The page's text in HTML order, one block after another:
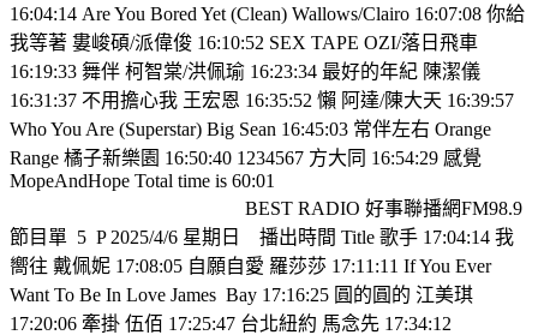
16:04:14 Are You Bored Yet (Clean) Wallows/Clairo 16:07:08 你給
我等著 婁峻碩/派偉俊 16:10:52 SEX TAPE OZI/落日飛車
16:19:33 舞伴 柯智棠/洪佩瑜 16:23:34 最好的年紀 陳潔儀
16:31:37 不用擔心我 王宏恩 16:35:52 懶 阿達/陳大天 16:39:57
Who You Are (Superstar) Big Sean 16:45:03 常伴左右 Orange
Range 橘子新樂園 16:50:40 1234567 方大同 16:54:29 感覺
MopeAndHope Total time is 60:01
BEST RADIO 好事聯播網FM98.9
節目單 5 P 2025/4/6 星期日
播出時間 Title 歌手 17:04:14 我
嚮往 戴佩妮 17:08:05 自願自愛 羅莎莎 17:11:11 If You Ever
Want To Be In Love James Bay 17:16:25 圓的圓的 江美琪
17:20:06 牽掛 伍佰 17:25:47 台北紐約 馬念先 17:34:12